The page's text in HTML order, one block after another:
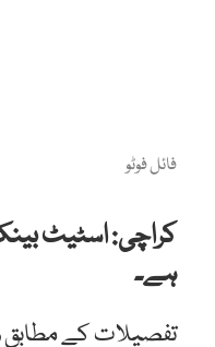
فائل فوٹو
کراچی: اسٹیٹ
ہے۔